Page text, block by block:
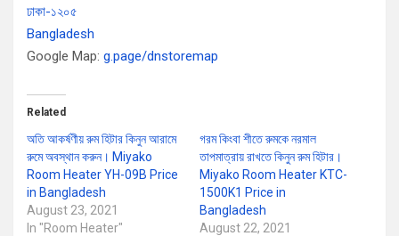
ঢাকা-১২০৫
Bangladesh
Google Map: g.page/dnstoremap
Related
অতি আকর্ষণীয় রুম হিটার কিনুন আরামে
রুমে অবস্থান করুন। Miyako
Room Heater YH-09B Price
in Bangladesh
August 23, 2021
In "Room Heater"
গরম কিংবা শীতে রুমকে নরমাল
তাপমাত্রায় রাখতে কিনুন রুম হিটার।
Miyako Room Heater KTC-
1500K1 Price in
Bangladesh
August 22, 2021